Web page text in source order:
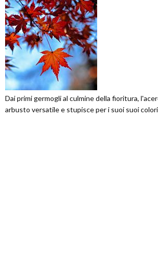
Dai primi germogli al culmine della fioritura,
arbusto versatile e stupisce per i suoi suoi